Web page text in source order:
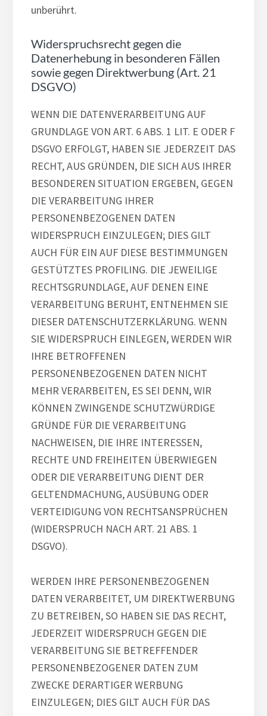
unberührt.
Widerspruchsrecht gegen die
Datenerhebung in besonderen Fällen
sowie gegen Direktwerbung (Art. 21
DSGVO)
WENN DIE DATENVERARBEITUNG AUF
GRUNDLAGE VON ART. 6 ABS. 1 LIT. E ODER F
DSGVO ERFOLGT, HABEN SIE JEDERZEIT DAS
RECHT, AUS GRÜNDEN, DIE SICH AUS IHRER
BESONDEREN SITUATION ERGEBEN, GEGEN
DIE VERARBEITUNG IHRER
PERSONENBEZOGENEN DATEN
WIDERSPRUCH EINZULEGEN; DIES GILT
AUCH FÜR EIN AUF DIESE BESTIMMUNGEN
GESTÜTZTES PROFILING. DIE JEWEILIGE
RECHTSGRUNDLAGE, AUF DENEN EINE
VERARBEITUNG BERUHT, ENTNEHMEN SIE
DIESER DATENSCHUTZERKLÄRUNG. WENN
SIE WIDERSPRUCH EINLEGEN, WERDEN WIR
IHRE BETROFFENEN
PERSONENBEZOGENEN DATEN NICHT
MEHR VERARBEITEN, ES SEI DENN, WIR
KÖNNEN ZWINGENDE SCHUTZWÜRDIGE
GRÜNDE FÜR DIE VERARBEITUNG
NACHWEISEN, DIE IHRE INTERESSEN,
RECHTE UND FREIHEITEN ÜBERWIEGEN
ODER DIE VERARBEITUNG DIENT DER
GELTENDMACHUNG, AUSÜBUNG ODER
VERTEIDIGUNG VON RECHTSANSPRÜCHEN
(WIDERSPRUCH NACH ART. 21 ABS. 1
DSGVO).
WERDEN IHRE PERSONENBEZOGENEN
DATEN VERARBEITET, UM DIREKTWERBUNG
ZU BETREIBEN, SO HABEN SIE DAS RECHT,
JEDERZEIT WIDERSPRUCH GEGEN DIE
VERARBEITUNG SIE BETREFFENDER
PERSONENBEZOGENER DATEN ZUM
ZWECKE DERARTIGER WERBUNG
EINZULEGEN; DIES GILT AUCH FÜR DAS